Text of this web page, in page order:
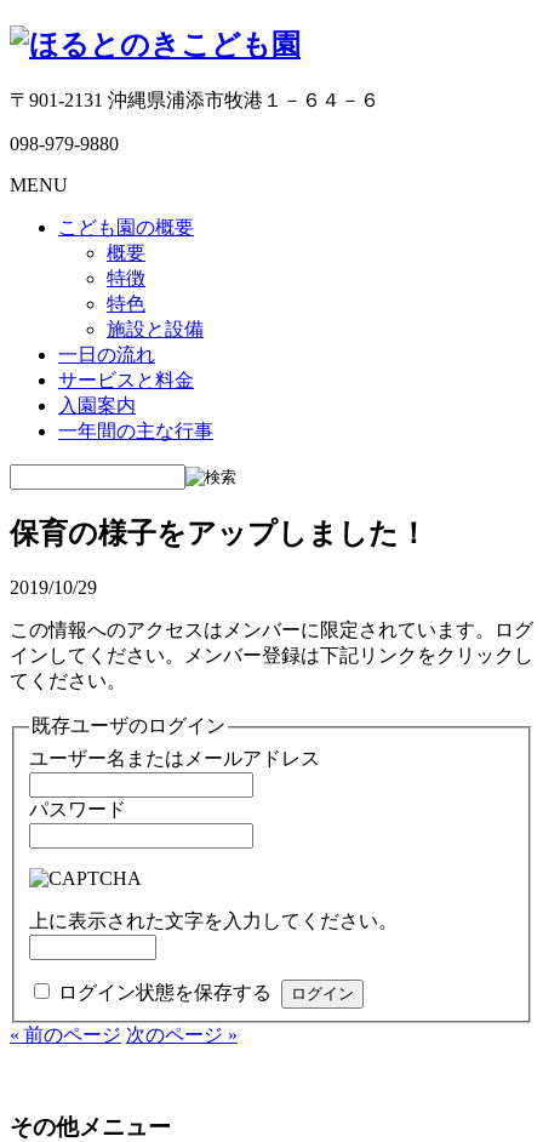
〒901-2131 沖縄県浦添市牧港１－６４－６
098-979-9880
MENU
こども園の概要
概要
特徴
特色
施設と設備
一日の流れ
サービスと料金
入園案内
一年間の主な行事
保育の様子をアップしました！
2019/10/29
この情報へのアクセスはメンバーに限定されています。ログ
インしてください。メンバー登録は下記リンクをクリックし
てください。
既存ユーザのログイン
ユーザー名またはメールアドレス
パスワード
上に表示された文字を入力してください。
ログイン状態を保存する
« 前のページ 次のページ »
その他メニュー